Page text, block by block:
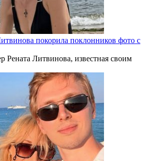
покорила поклонников фото с
Рената Литвинова, известная своим